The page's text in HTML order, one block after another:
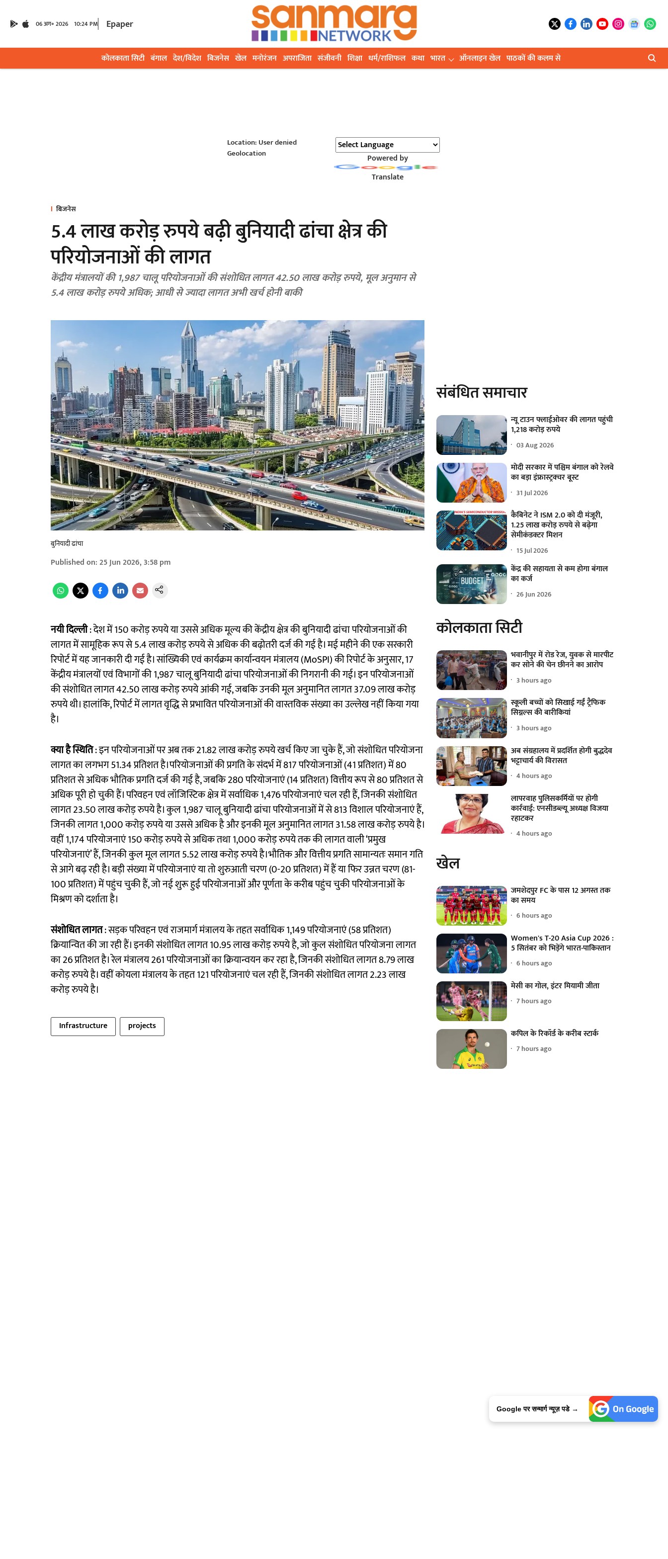
06 अग॰ 2026 10:24 PM Epaper
कोलकाता सिटी बंगाल देश/विदेश बिजनेस खेल मनोरंजन अपराजिता संजीवनी शिक्षा धर्म/राशिफल कथा भारत ऑनलाइन खेल पाठकों की कलम से
Location: User denied
Geolocation
Powered by
Translate
बिजनेस
5.4 लाख करोड़ रुपये बढ़ी बुनियादी ढांचा क्षेत्र की
परियोजनाओं की लागत
केंद्रीय मंत्रालयों की 1,987 चालू परियोजनाओं की संशोधित लागत 42.50 लाख करोड़ रुपये, मूल अनुमान से
5.4 लाख करोड़ रुपये अधिक; आधी से ज्यादा लागत अभी खर्च होनी बाकी
बुनियादी ढांचा
Published on:25 Jun 2026, 3:58 pm
नयी दिल्ली: देश में 150 करोड़ रुपये या उससे अधिक मूल्य की केंद्रीय क्षेत्र की बुनियादी ढांचा परियोजनाओं की
लागत में सामूहिक रूप से 5.4 लाख करोड़ रुपये से अधिक की बढ़ोतरी दर्ज की गई है। मई महीने की एक सरकारी
रिपोर्ट में यह जानकारी दी गई है। सांख्यिकी एवं कार्यक्रम कार्यान्वयन मंत्रालय (MoSPI) की रिपोर्ट के अनुसार, 17
केंद्रीय मंत्रालयों एवं विभागों की 1,987 चालू बुनियादी ढांचा परियोजनाओं की निगरानी की गई। इन परियोजनाओं
की संशोधित लागत 42.50 लाख करोड़ रुपये आंकी गई, जबकि उनकी मूल अनुमानित लागत 37.09 लाख करोड़
रुपये थी। हालांकि, रिपोर्ट में लागत वृद्धि से प्रभावित परियोजनाओं की वास्तविक संख्या का उल्लेख नहीं किया गया
है।
क्या है स्थिति: इन परियोजनाओं पर अब तक 21.82 लाख करोड़ रुपये खर्च किए जा चुके हैं, जो संशोधित परियोजना
लागत का लगभग 51.34 प्रतिशत है।परियोजनाओं की प्रगति के संदर्भ में 817 परियोजनाओं (41 प्रतिशत) में 80
प्रतिशत से अधिक भौतिक प्रगति दर्ज की गई है, जबकि 280 परियोजनाएं (14 प्रतिशत) वित्तीय रूप से 80 प्रतिशत से
अधिक पूरी हो चुकी हैं। परिवहन एवं लॉजिस्टिक क्षेत्र में सर्वाधिक 1,476 परियोजनाएं चल रही हैं, जिनकी संशोधित
लागत 23.50 लाख करोड़ रुपये है। कुल 1,987 चालू बुनियादी ढांचा परियोजनाओं में से 813 विशाल परियोजनाएं हैं,
जिनकी लागत 1,000 करोड़ रुपये या उससे अधिक है और इनकी मूल अनुमानित लागत 31.58 लाख करोड़ रुपये है।
वहीं 1,174 परियोजनाएं 150 करोड़ रुपये से अधिक तथा 1,000 करोड़ रुपये तक की लागत वाली ‘प्रमुख
परियोजनाएं’ हैं, जिनकी कुल मूल लागत 5.52 लाख करोड़ रुपये है।भौतिक और वित्तीय प्रगति सामान्यतः समान गति
से आगे बढ़ रही है। बड़ी संख्या में परियोजनाएं या तो शुरुआती चरण (0-20 प्रतिशत) में हैं या फिर उन्नत चरण (81-
100 प्रतिशत) में पहुंच चुकी हैं, जो नई शुरू हुई परियोजनाओं और पूर्णता के करीब पहुंच चुकी परियोजनाओं के
मिश्रण को दर्शाता है।
संशोधित लागत: सड़क परिवहन एवं राजमार्ग मंत्रालय के तहत सर्वाधिक 1,149 परियोजनाएं (58 प्रतिशत)
क्रियान्वित की जा रही हैं। इनकी संशोधित लागत 10.95 लाख करोड़ रुपये है, जो कुल संशोधित परियोजना लागत
का 26 प्रतिशत है। रेल मंत्रालय 261 परियोजनाओं का क्रियान्वयन कर रहा है, जिनकी संशोधित लागत 8.79 लाख
करोड़ रुपये है। वहीं कोयला मंत्रालय के तहत 121 परियोजनाएं चल रही हैं, जिनकी संशोधित लागत 2.23 लाख
करोड़ रुपये है।
Infrastructure projects
संबंधित समाचार
न्यू टाउन फ्लाईओवर की लागत पहुंची
1,218 करोड़ रुपये
03 Aug 2026
मोदी सरकार में पश्चिम बंगाल को रेलवे
का बड़ा इंफ्रास्ट्रक्चर बूस्ट
31 Jul 2026
कैबिनेट ने ISM 2.0 को दी मंजूरी,
1.25 लाख करोड़ रुपये से बढ़ेगा
सेमीकंडक्टर मिशन
15 Jul 2026
केंद्र की सहायता से कम होगा बंगाल
का कर्ज
26 Jun 2026
कोलकाता सिटी
भवानीपुर में रोड रेज, युवक से मारपीट
कर सोने की चेन छीनने का आरोप
3 hours ago
स्कूली बच्चों को सिखाई गईं ट्रैफिक
सिग्नल्स की बारीकियां
3 hours ago
अब संग्रहालय में प्रदर्शित होगी बुद्धदेव
भट्टाचार्य की विरासत
4 hours ago
लापरवाह पुलिसकर्मियों पर होगी
कार्रवाई: एनसीडब्ल्यू अध्यक्ष विजया
रहाटकर
4 hours ago
खेल
जमशेदपुर FC के पास 12 अगस्त तक
का समय
6 hours ago
Women's T-20 Asia Cup 2026 :
5 सितंबर को भिड़ेंगे भारत-पाकिस्तान
6 hours ago
मेसी का गोल, इंटर मियामी जीता
7 hours ago
कपिल के रिकॉर्ड के करीब स्टार्क
7 hours ago
Google पर सन्मार्ग न्यूज़ पडे →